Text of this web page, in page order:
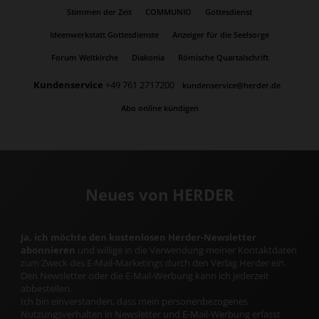
Stimmen der Zeit COMMUNIO Gottesdienst
Ideenwerkstatt Gottesdienste Anzeiger für die Seelsorge
Forum Weltkirche Diakonia Römische Quartalschrift
Kundenservice +49 761 2717200 kundenservice@herder.de
Abo online kündigen
Neues von HERDER
Ja, ich möchte den kostenlosen Herder-Newsletter
abonnieren und willige in die Verwendung meiner Kontaktdaten
zum Zweck des E-Mail-Marketings durch den Verlag Herder ein.
Den Newsletter oder die E-Mail-Werbung kann ich jederzeit
abbestellen.
Ich bin einverstanden, dass mein personenbezogenes
Nutzungsverhalten in Newsletter und E-Mail-Werbung erfasst